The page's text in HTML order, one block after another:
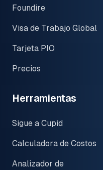
Foundire
Visa de Trabajo Global
Tarjeta PIO
Precios
Herramientas
Sigue a Cupid
Calculadora de Costos
Analizador de